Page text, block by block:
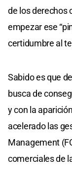
de los derechos
empezar ese
certidumbre al
Sabido es que
busca de
y con la
acelerado las
Management
comerciales de